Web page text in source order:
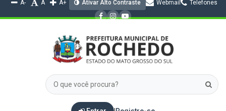
A- A A+ Ativar Alto Contraste Webmail Telefones